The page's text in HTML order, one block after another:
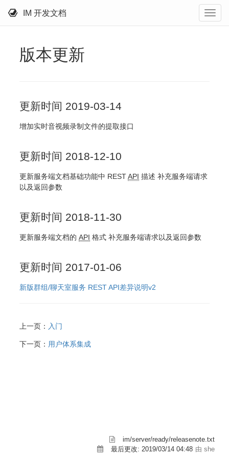
IM 开发文档
版本更新
更新时间 2019-03-14
增加实时音视频录制文件的提取接口
更新时间 2018-12-10
更新服务端文档基础功能中 RESTAPI 描述 补充服务端请求
以及返回参数
更新时间 2018-11-30
更新服务端文档的 API 格式 补充服务端请求以及返回参数
更新时间 2017-01-06
新版群组/聊天室服务 REST API差异说明v2
上一页： 入门
下一页： 用户体系集成
im/server/ready/releasenote.txt
最后更改: 2019/03/14 04:48 由 she